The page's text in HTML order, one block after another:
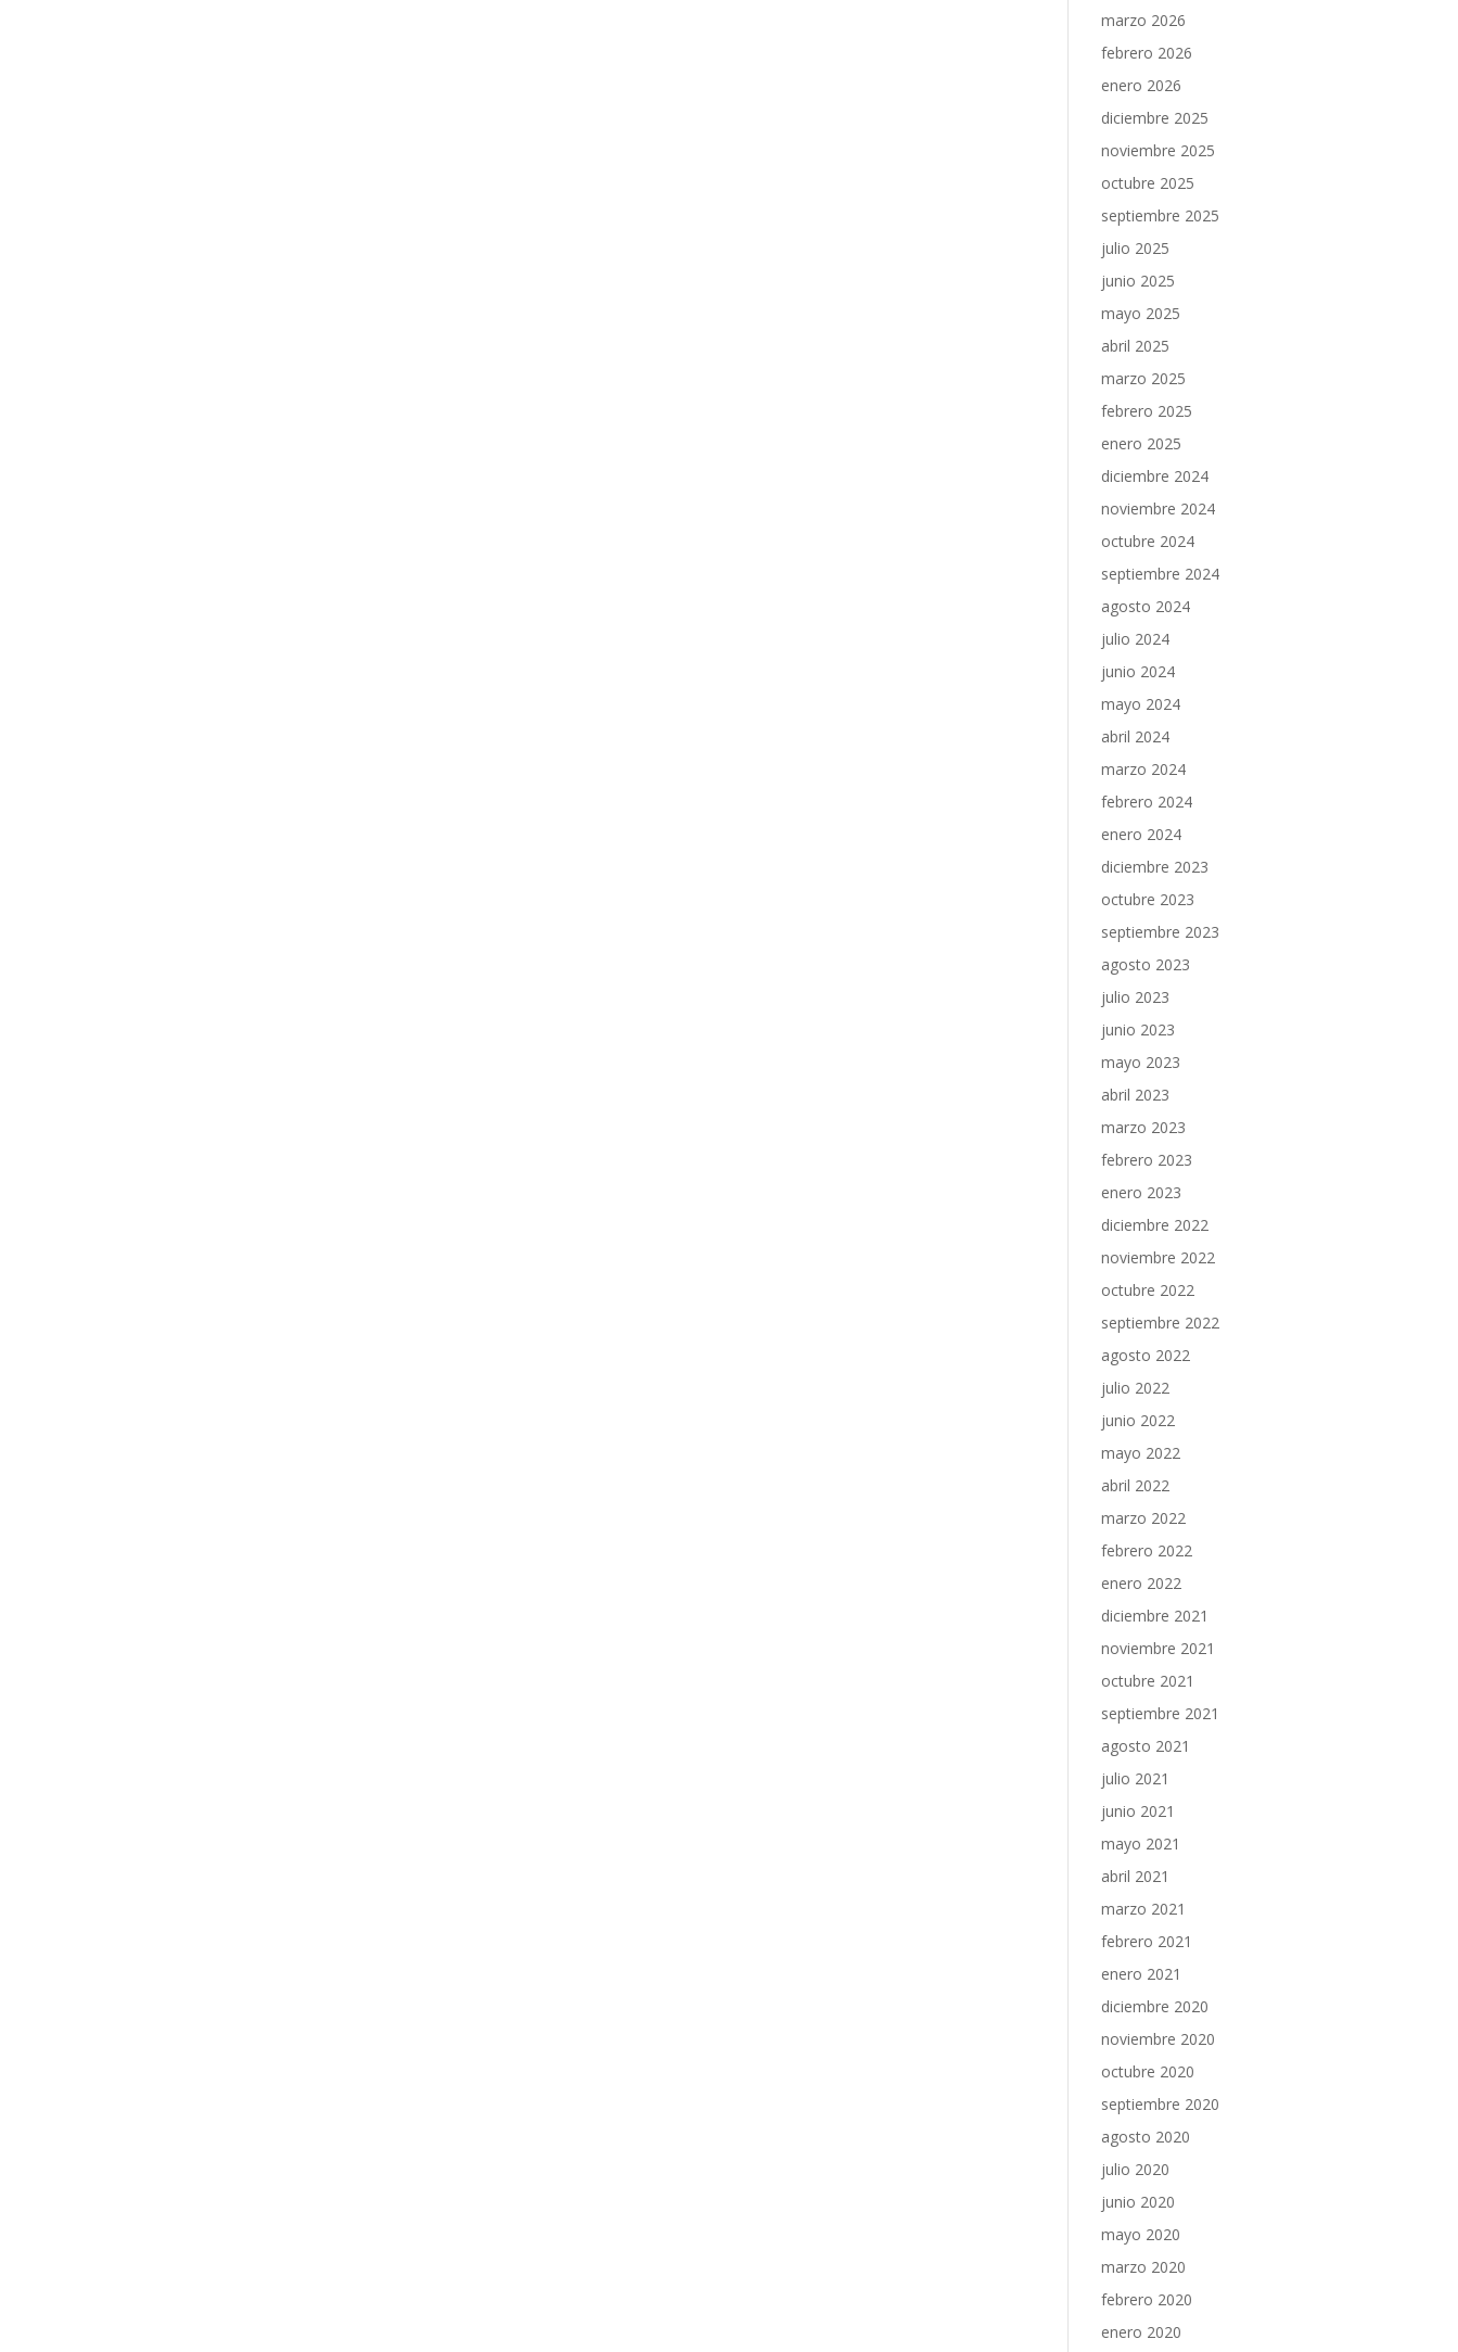
marzo 2026
febrero 2026
enero 2026
diciembre 2025
noviembre 2025
octubre 2025
septiembre 2025
julio 2025
junio 2025
mayo 2025
abril 2025
marzo 2025
febrero 2025
enero 2025
diciembre 2024
noviembre 2024
octubre 2024
septiembre 2024
agosto 2024
julio 2024
junio 2024
mayo 2024
abril 2024
marzo 2024
febrero 2024
enero 2024
diciembre 2023
octubre 2023
septiembre 2023
agosto 2023
julio 2023
junio 2023
mayo 2023
abril 2023
marzo 2023
febrero 2023
enero 2023
diciembre 2022
noviembre 2022
octubre 2022
septiembre 2022
agosto 2022
julio 2022
junio 2022
mayo 2022
abril 2022
marzo 2022
febrero 2022
enero 2022
diciembre 2021
noviembre 2021
octubre 2021
septiembre 2021
agosto 2021
julio 2021
junio 2021
mayo 2021
abril 2021
marzo 2021
febrero 2021
enero 2021
diciembre 2020
noviembre 2020
octubre 2020
septiembre 2020
agosto 2020
julio 2020
junio 2020
mayo 2020
marzo 2020
febrero 2020
enero 2020